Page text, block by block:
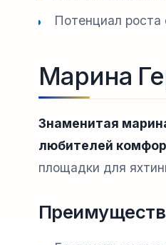
Потенциал роста
Марина
Знаменитая
любителей
площадки для